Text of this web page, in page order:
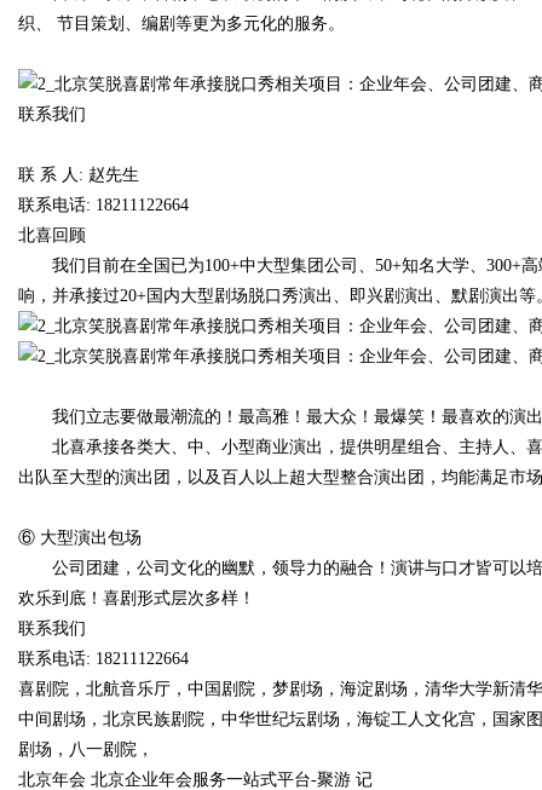
织、 节目策划、编剧等更为多元化的服务。
联系我们
联 系 人: 赵先生
联系电话: 18211122664
北喜回顾
我们目前在全国已为100+中大型集团公司、50+知名大学、300+
响，并承接过20+国内大型剧场脱口秀演出、即兴剧演出、默剧演出等
我们立志要做最潮流的！最高雅！最大众！最爆笑！最喜欢的演
北喜承接各类大、中、小型商业演出，提供明星组合、主持人、
出队至大型的演出团，以及百人以上超大型整合演出团，均能满足市
⑥ 大型演出包场
公司团建，公司文化的幽默，领导力的融合！演讲与口才皆可以
欢乐到底！喜剧形式层次多样！
联系我们
联系电话: 18211122664
喜剧院，北航音乐厅，中国剧院，梦剧场，海淀剧场，清华大学新清
中间剧场，北京民族剧院，中华世纪坛剧场，海锭工人文化宫，国家
剧场，八一剧院，
北京年会 北京企业年会服务一站式平台-聚游 记